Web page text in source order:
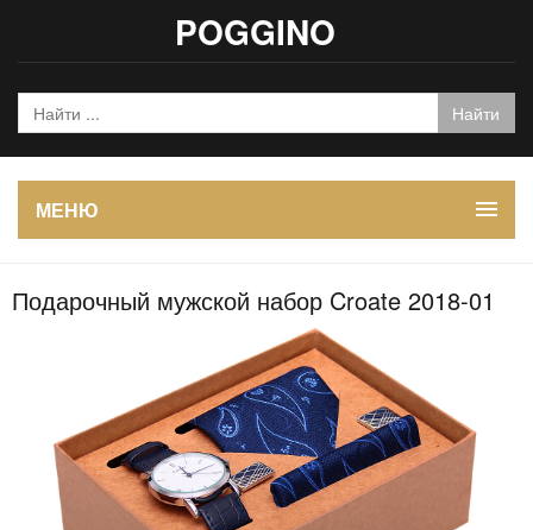
POGGINO
МЕНЮ
Подарочный мужской набор Croate 2018-01